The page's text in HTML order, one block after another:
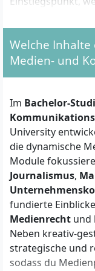
Welche
Für die Zulassung
folgenden
Allgemeine
Alternativ:
mindestens
erfolgreiche
Erfolgreiches
Welche
Medien- und
Im Bachelor-
University
die dynamische
Module
Journalismus,
fundierte
Medienrecht und
Neben kreativ-
strategische und
sodass du